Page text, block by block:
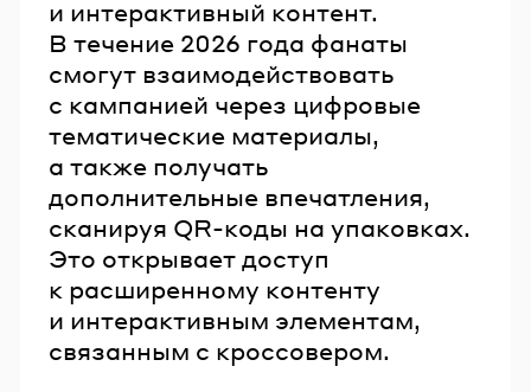
и интерактивный контент.
В течение 2026 года фанаты
смогут взаимодействовать
с кампанией через цифровые
тематические материалы,
а также получать
дополнительные впечатления,
сканируя QR-коды на упаковках.
Это открывает доступ
к расширенному контенту
и интерактивным элементам,
связанным с кроссовером.